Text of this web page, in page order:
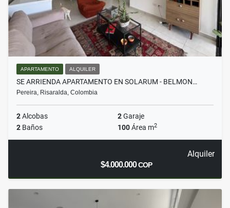
APARTAMENTO ALQUILER
SE ARRIENDA APARTAMENTO EN SOLARUM - BELMON…
Pereira, Risaralda, Colombia
2Alcobas 2Garaje
2 Baños 100Área m2
Alquiler
$4.000.000COP